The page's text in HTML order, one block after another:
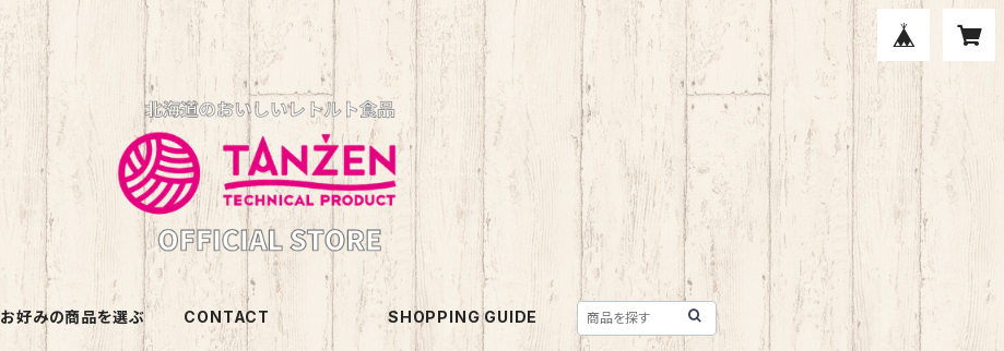
お好みの商品を選ぶ CONTACT SHOPPING GUIDE